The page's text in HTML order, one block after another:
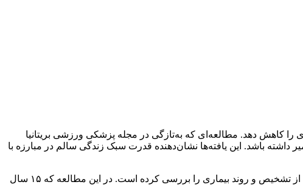
کاهش دهد. مطالعه‌ای که به‌تازگی در مجله پزشکی ورزشی بریتانیا
باشد. این یافته‌ها نشان‌دهنده قدرت سبک زندگی سالم در مبارزه با
این پژوهش بر اساس داده‌های ۲۸,۲۴۸ بیمار مبتلا به سرطان مرحله یک در آفریقای جنوبی انجام شده و رابطه بین فعالیت بدنی پیش از تشخیص و روند بیماری را بررسی کرده است. در این مطالعه که ۱۵ سال